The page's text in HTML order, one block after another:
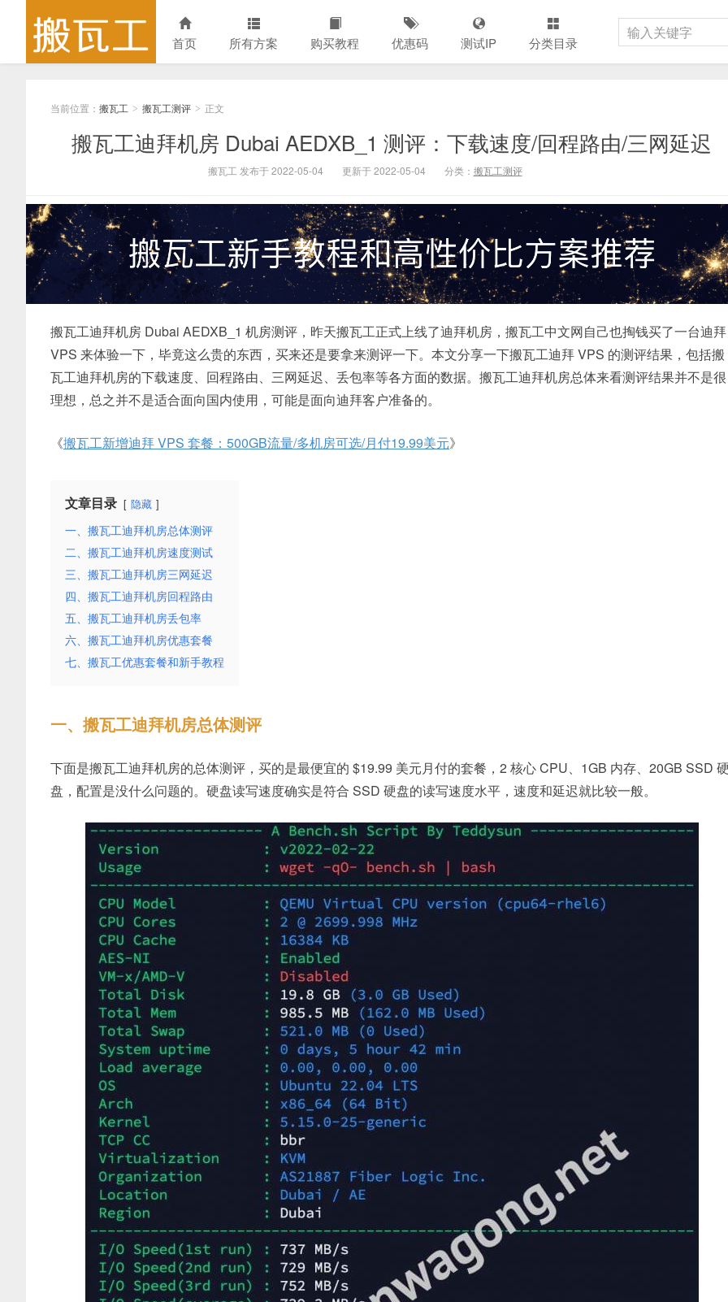
首页 所有方案 购买教程 优惠码 测试IP 分类目录
当前位置： 搬瓦工 > 搬瓦工测评 > 正文
搬瓦工迪拜机房 Dubai AEDXB_1 测评：下载速度/回程路由/三网延迟
搬瓦工 发布于 2022-05-04 更新于 2022-05-04 分类： 搬瓦工测评
搬瓦工迪拜机房 Dubai AEDXB_1 机房测评，昨天搬瓦工正式上线了迪拜机房，搬瓦工中文网自己也掏钱买了一台迪拜
VPS 来体验一下，毕竟这么贵的东西，买来还是要拿来测评一下。本文分享一下搬瓦工迪拜 VPS 的测评结果，包括搬
瓦工迪拜机房的下载速度、回程路由、三网延迟、丢包率等各方面的数据。搬瓦工迪拜机房总体来看测评结果并不是很
理想，总之并不是适合面向国内使用，可能是面向迪拜客户准备的。
《搬瓦工新增迪拜 VPS 套餐：500GB流量/多机房可选/月付19.99美元》
文章目录 隐藏
一、搬瓦工迪拜机房总体测评
二、搬瓦工迪拜机房速度测试
三、搬瓦工迪拜机房三网延迟
四、搬瓦工迪拜机房回程路由
五、搬瓦工迪拜机房丢包率
六、搬瓦工迪拜机房优惠套餐
七、搬瓦工优惠套餐和新手教程
一、搬瓦工迪拜机房总体测评
下面是搬瓦工迪拜机房的总体测评，买的是最便宜的 $19.99 美元月付的套餐，2 核心 CPU、1GB 内存、20GB SSD
盘，配置是没什么问题的。硬盘读写速度确实是符合 SSD 硬盘的读写速度水平，速度和延迟就比较一般。